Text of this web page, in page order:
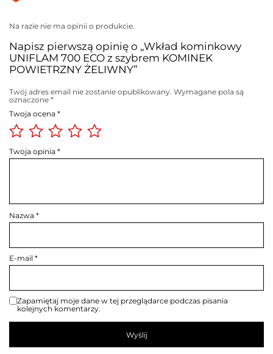
Na razie nie ma opinii o produkcie.
Napisz pierwszą opinię o „Wkład kominkowy
UNIFLAM 700 ECO z szybrem KOMINEK
POWIETRZNY ŻELIWNY”
Twój adres email nie zostanie opublikowany. Wymagane pola są
oznaczone *
Twoja ocena *
Twoja opinia *
Nazwa *
E-mail *
Zapamiętaj moje dane w tej przeglądarce podczas pisania
kolejnych komentarzy.